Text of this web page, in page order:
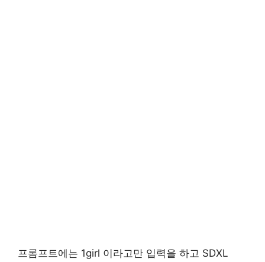
프롬프트에는 1girl 이라고만 입력을 하고 SDXL